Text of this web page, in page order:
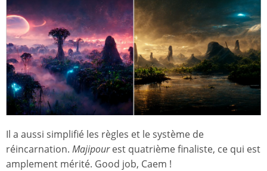
Il a aussi simplifié les règles et le système de
réincarnation. Majipourest quatrième finaliste, ce qui est
amplement mérité. Good job, Caem !